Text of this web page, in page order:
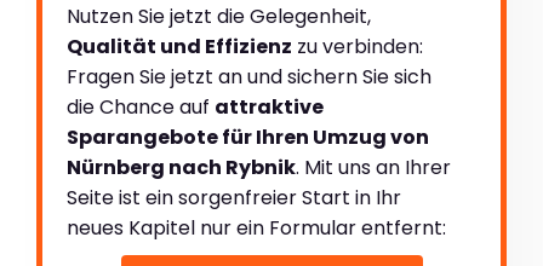
Nutzen Sie jetzt die Gelegenheit,
Qualität und Effizienz zu verbinden:
Fragen Sie jetzt an und sichern Sie sich
die Chance auf attraktive
Sparangebote für Ihren Umzug von
Nürnberg nach Rybnik. Mit uns an Ihrer
Seite ist ein sorgenfreier Start in Ihr
neues Kapitel nur ein Formular entfernt: